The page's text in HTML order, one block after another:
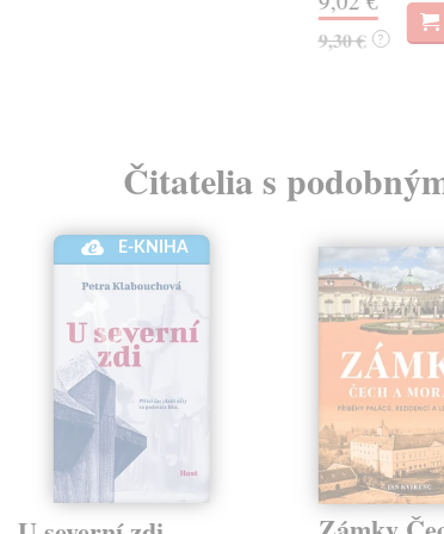
9,30 € ?
Čitatelia s
E-KNIHA